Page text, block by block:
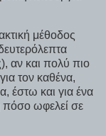
μέθοδος
αν και πολύ πιο
τον καθένα,
έστω και για ένα
πόσο ωφελεί σε